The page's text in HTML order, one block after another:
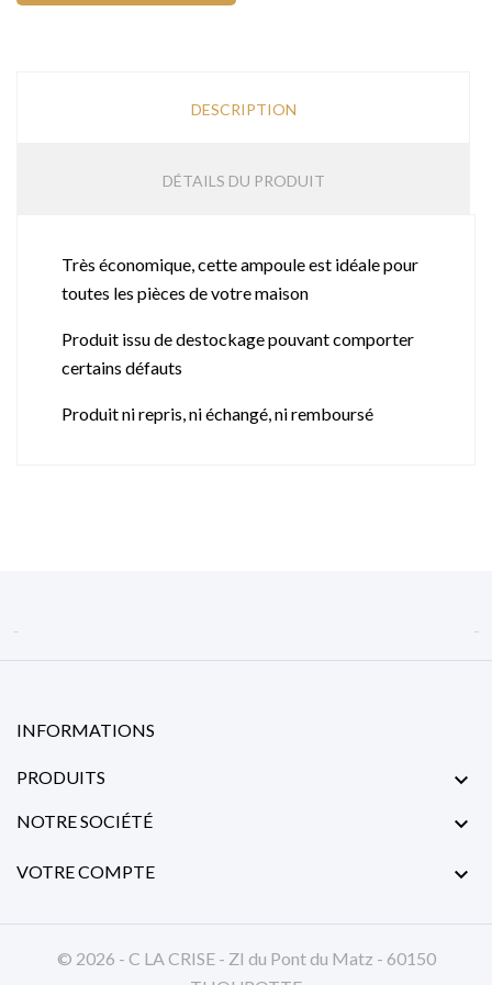
DESCRIPTION
DÉTAILS DU PRODUIT
Très économique, cette ampoule est idéale pour
toutes les pièces de votre maison
Produit issu de destockage pouvant comporter
certains défauts
Produit ni repris, ni échangé, ni remboursé
 
INFORMATIONS
PRODUITS 
NOTRE SOCIÉTÉ 
VOTRE COMPTE 
© 2026 - C LA CRISE - ZI du Pont du Matz - 60150